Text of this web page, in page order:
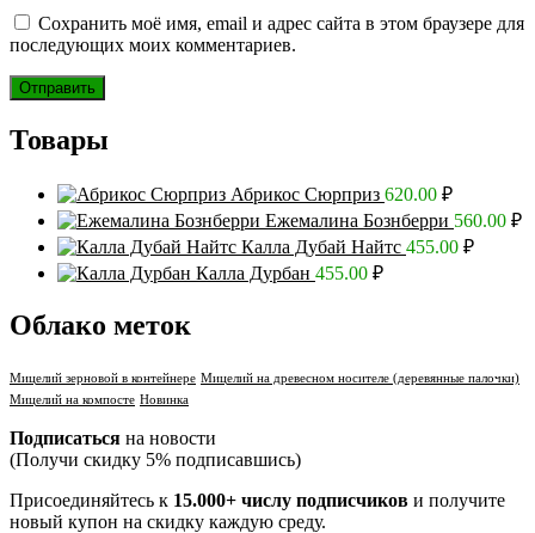
Сохранить моё имя, email и адрес сайта в этом браузере для
последующих моих комментариев.
Товары
Абрикос Сюрприз 620.00 ₽
Ежемалина Бознберри 560.00 ₽
Калла Дубай Найтс 455.00 ₽
Калла Дурбан 455.00 ₽
Облако меток
Мицелий зерновой в контейнере Мицелий на древесном носителе (деревянные палочки)
Мицелий на компосте Новинка
Подписаться на новости
(Получи скидку 5% подписавшись)
Присоединяйтесь к 15.000+ числу подписчиков и получите
новый купон на скидку каждую среду.